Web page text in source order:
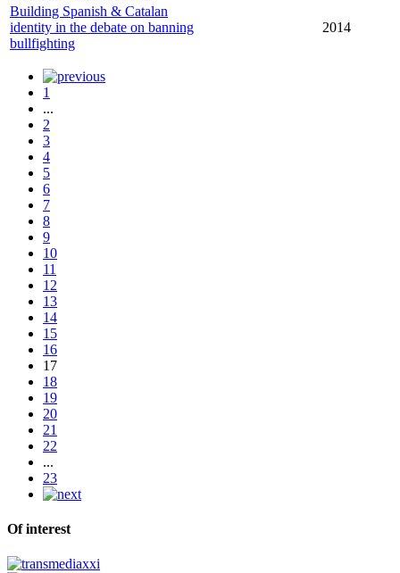
Building Spanish & Catalan
identity in the debate on banning
bullfighting
2014
1
...
2
3
4
5
6
7
8
9
10
11
12
13
14
15
16
17
18
19
20
21
22
...
23
Of interest